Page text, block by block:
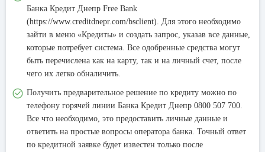
Банка Кредит Днепр Free Bank
(https://www.creditdnepr.com/bsclient). Для этого необходимо
зайти в меню «Кредиты» и создать запрос, указав все данные,
которые потребует система. Все одобренные средства могут
быть перечислена как на карту, так и на личный счет, после
чего их легко обналичить.
Получить предварительное решение по кредиту можно по
телефону горячей линии Банка Кредит Днепр 0800 507 700.
Все что необходимо, это предоставить личные данные и
ответить на простые вопросы оператора банка. Точный ответ
по кредитной заявке будет известен только после